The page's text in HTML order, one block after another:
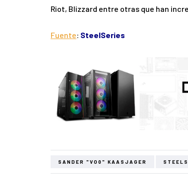
Riot, Blizzard entre otras que han
Fuente: SteelSeries
SANDER "VO0" KAASJAGER